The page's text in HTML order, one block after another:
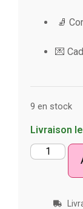
🧦
💌
9 en stock
Livraison